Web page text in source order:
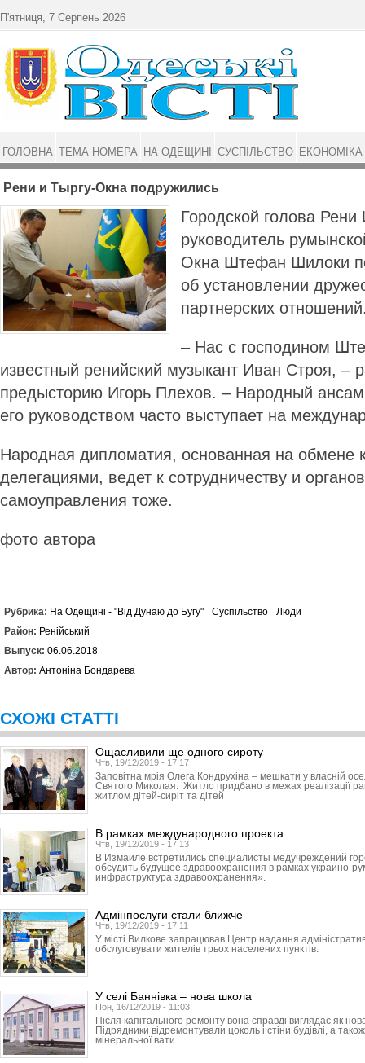
Рени и Тыргу-Окна подружились
Городской голова
руководитель
Окна Штефан Шилоки
об установлении
партнерских
– Нас с господином
известный ренийский музыкант Иван Строя, –
предысторию Игорь Плехов. – Народный
его руководством часто выступает на
Народная дипломатия, основанная на обмене
делегациями, ведет к сотрудничеству и
самоуправления тоже.
фото автора
Рубрика: На Одещині - "Від Дунаю до Бугу" Суспільство
Люди
Район: Ренійський
Выпуск: 06.06.2018
Автор: Антоніна Бондарева
СХОЖІ СТАТТІ
Ощасливили ще одного сироту
Чтв, 19/12/2019 - 17:17
Заповітна мрія Олега Кондрухіна – мешкати у власній
Святого Миколая. Житло придбано в межах реалізації
житлом дітей-сиріт та дітей
В рамках международного проекта
Чтв, 19/12/2019 - 17:13
В Измаиле встретились специалисты медучреждений
обсудить будущее здравоохранения в рамках украино-
инфраструктура здравоохранения».
Адмінпослуги стали ближче
Чтв, 19/12/2019 - 17:11
У місті Вилкове запрацював Центр надання
обслуговувати жителів трьох населених пунктів.
У селі Баннівка – нова школа
Пон, 16/12/2019 - 11:03
Після капітального ремонту вона справді виглядає як
Підрядники відремонтували цоколь і стіни будівлі, а
мінеральної вати.
П'ятниця, 7 Серпень 2026
ГОЛОВНА ТЕМА НОМЕРА НА ОДЕЩИНІ СУСПІЛЬСТВО ЕКОНОМІКА